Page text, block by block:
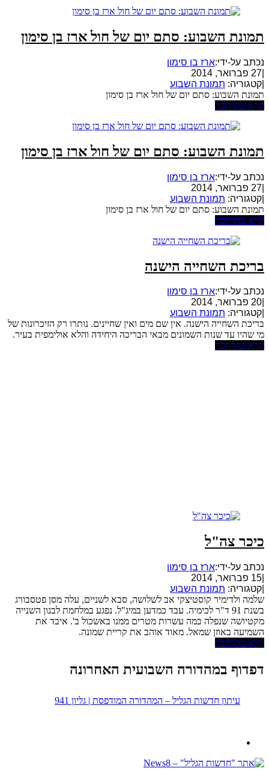
תמונת השבוע: סתם יום של חול ארז בן סימון
נכתב על-ידי:ארז בן סימון
27 פברואר, 2014
קטגוריה: תמונת השבוע
תמונת השבוע: סתם יום של חול ארז בן סימון
קרא בהרחבה
תמונת השבוע: סתם יום של חול ארז בן סימון
נכתב על-ידי:ארז בן סימון
27 פברואר, 2014
קטגוריה: תמונת השבוע
תמונת השבוע: סתם יום של חול ארז בן סימון
קרא בהרחבה
בריכת השחייה הישנה
נכתב על-ידי:ארז בן סימון
20 פברואר, 2014
קטגוריה: תמונת השבוע
בריכת השחייה הישנה. אין שם מים ואין שחיינים. נותרו רק הזיכרונות של
מי שהיו עד שנות השמונים מבאי הבריכה היחידה והלא אולימפית בעיר.
קרא בהרחבה
כיכר צה"ל
נכתב על-ידי:ארז בן סימון
15 פברואר, 2014
קטגוריה: תמונת השבוע
שלמה ולדימיר קוסטיצקי אב לשלושה, סבא לשניים, עלה מסן פטסבורג
בשנת 91 ד"ר לכימיה. עבד כמדען במיג"ל. נפגע במלחמת לבנון השנייה
מקטיושה שנפלה כמה עשרות מטרים ממנו באשכול ב'. איבד את
השמיעה באוזן שמאל. מאוד אוהב את קריית שמונה.
קרא בהרחבה
דפדוף במהדורה השבועית האחרונה
עיתון חדשות הגליל – המהדורה המודפסת | גליון 941